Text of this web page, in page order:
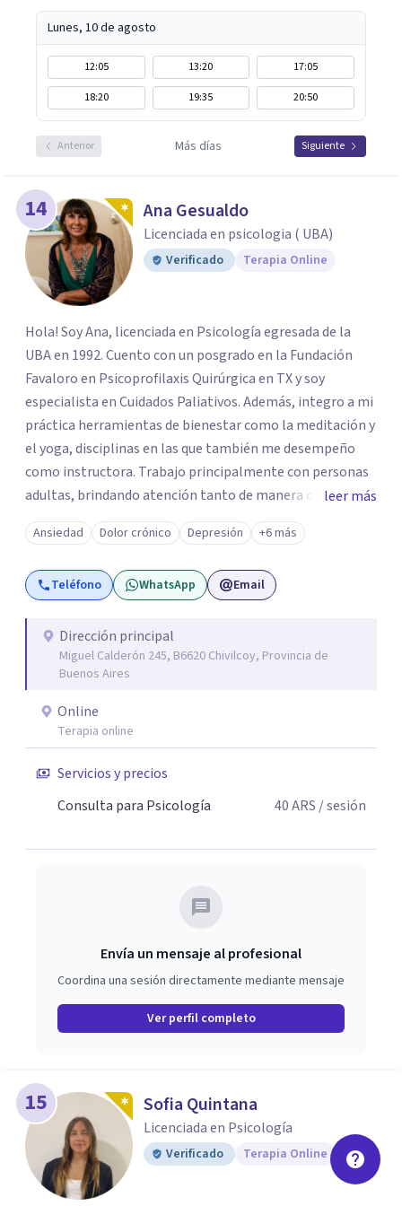
Lunes, 10 de agosto
12:05 13:20
17:05
18:20
19:35 20:50
Anterior Más días Siguiente
14 Ana Gesualdo
Licenciada en psicologia ( UBA)
Verificado Terapia Online
Hola! Soy Ana, licenciada en Psicología egresada de la
UBA en 1992. Cuento con un posgrado en la Fundación
Favaloro en Psicoprofilaxis Quirúrgica en TX y soy
especialista en Cuidados Paliativos. Además, integro a mi
práctica herramientas de bienestar como la meditación y
el yoga, disciplinas en las que también me desempeño
como instructora. Trabajo principalmente con personas
adultas, brindando atención tanto de manera online
como en el consultorio, adaptándome a las necesidades
de cada paciente. Acompaño procesos vinculados a la
ansiedad, la depresión, el estrés, el duelo, el dolor crónico
y distintos momentos vitales que requieren contención,
leer más
Ansiedad Dolor crónico Depresión +6 más
Teléfono WhatsApp Email
Dirección principal
Miguel Calderón 245, B6620 Chivilcoy, Provincia de
Buenos Aires
Online
Terapia online
Servicios y precios
Consulta para Psicología
40ARS / sesión
Envía un mensaje al profesional
Coordina una sesión directamente mediante mensaje
Ver perfil completo
15 Sofia Quintana
Licenciada en Psicología
Verificado Terapia Online